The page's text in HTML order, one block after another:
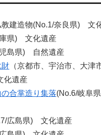
教建造物(No.1/奈良県) 文
県) 文化遺産
島県) 自然遺産
財 （京都市、宇治市、大津
化遺産
合掌造り集落(No.6/岐阜
広島県) 文化遺産